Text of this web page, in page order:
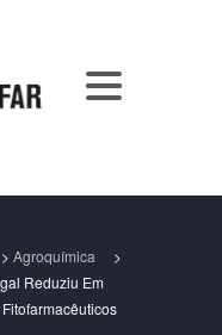
> Agroquímica
>
Reduziu Em